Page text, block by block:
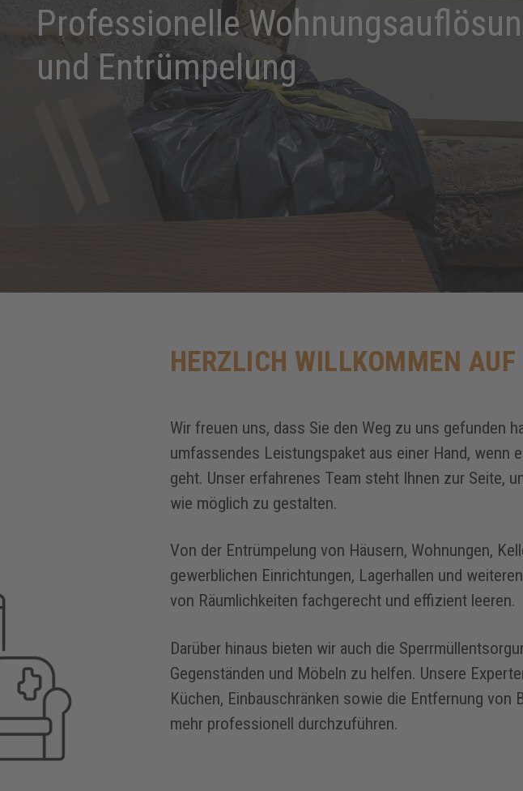
Professionelle
und Entrümpelung
HERZLICH WILLKOMMEN AUF
Wir freuen uns, dass Sie den Weg zu uns gefunden
umfassendes Leistungspaket aus einer Hand, wenn
geht. Unser erfahrenes Team steht Ihnen zur Seite,
wie möglich zu gestalten.
Von der Entrümpelung von Häusern, Wohnungen,
gewerblichen Einrichtungen, Lagerhallen und
von Räumlichkeiten fachgerecht und effizient leeren.
Darüber hinaus bieten wir auch die
Gegenständen und Möbeln zu helfen. Unsere
Küchen, Einbauschränken sowie die Entfernung von
mehr professionell durchzuführen.